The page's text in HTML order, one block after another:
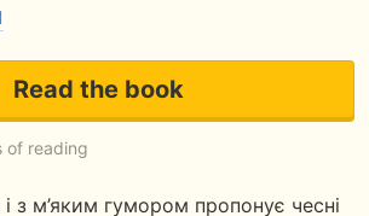
Read the book
of reading
з м’яким гумором пропонує чесні